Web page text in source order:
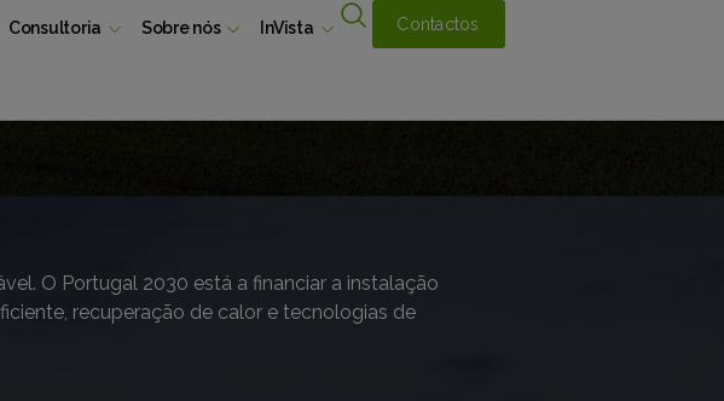
Consultoria Sobre nós InVista Contactos
O Portugal 2030 está a financiar a instalação
recuperação de calor e tecnologias de